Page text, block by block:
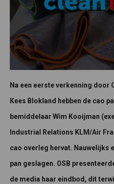
Na een eerste verkenning
Kees Blokland hebben de cao
bemiddelaar Wim Kooijman
Industrial Relations KLM/Air
cao overleg hervat. Nauwelijks
pan geslagen. OSB
de media haar eindbod, dit